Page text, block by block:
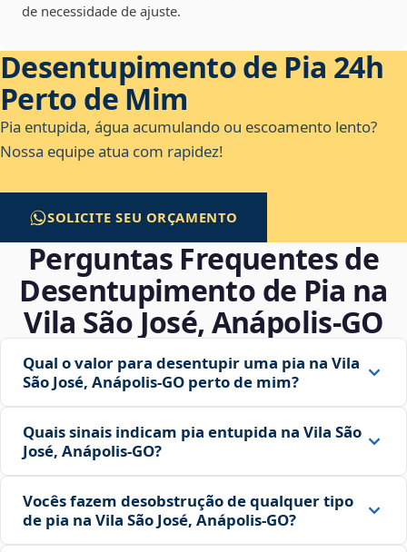
de necessidade de ajuste.
Desentupimento de Pia 24h
Perto de Mim
Pia entupida, água acumulando ou escoamento lento?
Nossa equipe atua com rapidez!
SOLICITE SEU ORÇAMENTO
Perguntas Frequentes de
Desentupimento de Pia na
Vila São José, Anápolis‑GO
Qual o valor para desentupir uma pia na Vila
São José, Anápolis‑GO perto de mim?
Quais sinais indicam pia entupida na Vila São
José, Anápolis‑GO?
Vocês fazem desobstrução de qualquer tipo
de pia na Vila São José, Anápolis‑GO?